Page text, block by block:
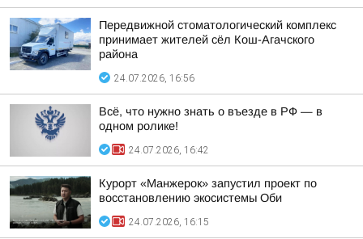
Передвижной стоматологический комплекс
принимает жителей сёл Кош-Агачского
района
24.07.2026, 16:56
Всё, что нужно знать о въезде в РФ — в
одном ролике!
24.07.2026, 16:42
Курорт «Манжерок» запустил проект по
восстановлению экосистемы Оби
24.07.2026, 16:15